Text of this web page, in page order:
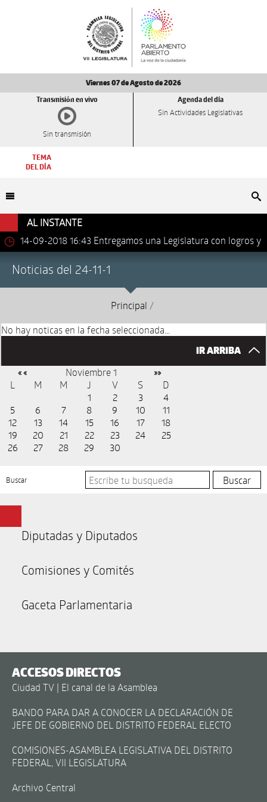
Viernes 07 de Agosto de 2026
Transmisión en vivo
Sin transmisión
Agenda del día
Sin Actividades Legislativas
TEMA
DEL DÍA
AL INSTANTE
14-09-2018 16:43 Entregamos una Legislatura con logros y
Noticias del 24-11-1
Principal /
No hay noticas en la fecha seleccionada...
IR ARRIBA
« « Noviembre 1 »»
L M M J V S
D
1
2 3
4
5
6 7 8 9 10
11
12
13 14 15 16 17
18
19
20 21 22 23 24
25
26
27 28 29 30
Buscar
Diputadas y Diputados
Comisiones y Comités
Gaceta Parlamentaria
ACCESOS DIRECTOS
Ciudad TV | El canal de la Asamblea
BANDO PARA DAR A CONOCER LA DECLARACIÓN DE
JEFE DE GOBIERNO DEL DISTRITO FEDERAL ELECTO
COMISIONES-ASAMBLEA LEGISLATIVA DEL DISTRITO
FEDERAL, VII LEGISLATURA
Archivo Central